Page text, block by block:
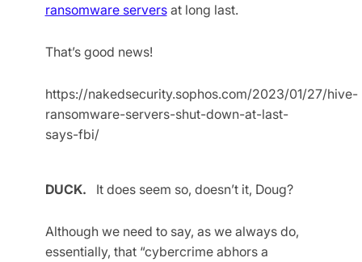
ransomware serversat long last.
That’s good news!
https://nakedsecurity.sophos.com/2023/01/27/hive-
ransomware-servers-shut-down-at-last-
says-fbi/
DUCK. It does seem so, doesn’t it, Doug?
Although we need to say, as we always do,
essentially, that “cybercrime abhors a